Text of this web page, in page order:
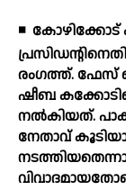
◾ കോഴിക്കോട്
രംഗത്ത്. ഫേസ്
ഷീബ
നല്‍കിയത്.
നേതാവ്